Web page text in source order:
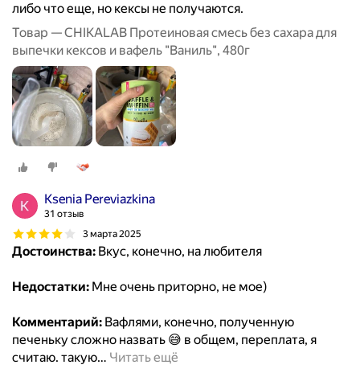
либо что еще, но кексы не получаются.
Товар — CHIKALAB Протеиновая смесь без сахара для
выпечки кексов и вафель "Ваниль", 480г
Ksenia Pereviazkina
31 отзыв
3 марта 2025
Достоинства: Вкус, конечно, на любителя
Недостатки: Мне очень приторно, не мое)
Комментарий: Вафлями, конечно, полученную
печеньку сложно назвать 😅 в общем, переплата, я
считаю. такую… Читать ещё